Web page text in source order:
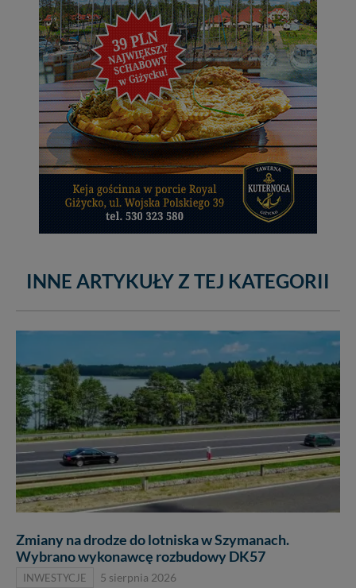
INNE ARTYKUŁY Z TEJ KATEGORII
Zmiany na drodze do lotniska w Szymanach.
Wybrano wykonawcę rozbudowy DK57
INWESTYCJE 5 sierpnia 2026